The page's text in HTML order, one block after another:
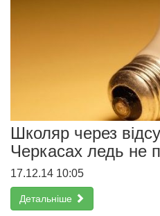
Школяр через
Черкасах ледь не
17.12.14 10:05
Детальніше